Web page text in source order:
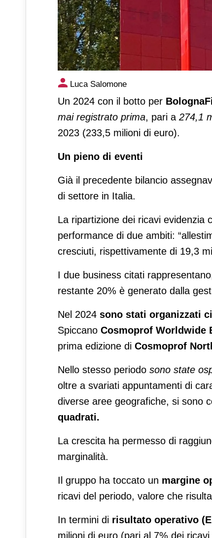
Un bilancio da record per
Luca Salomone
Un 2024 con il botto per
mai registrato prima, pari a 274,1
2023 (233,5 milioni di euro).
Un pieno di eventi
Già il precedente bilancio
di settore in Italia.
La ripartizione dei ricavi evidenzia
performance di due ambiti:
cresciuti, rispettivamente di 19,3
I due business citati
restante 20% è generato dalla
Nel 2024 sono stati organizzati
Spiccano Cosmoprof Worldwide
prima edizione di Cosmoprof
Nello stesso periodo sono state
oltre a svariati appuntamenti di
diverse aree geografiche, si sono
quadrati.
La crescita ha permesso di
marginalità.
Il gruppo ha toccato un margine
ricavi del periodo, valore che
In termini di risultato operativo
milioni di euro (pari al 7% dei